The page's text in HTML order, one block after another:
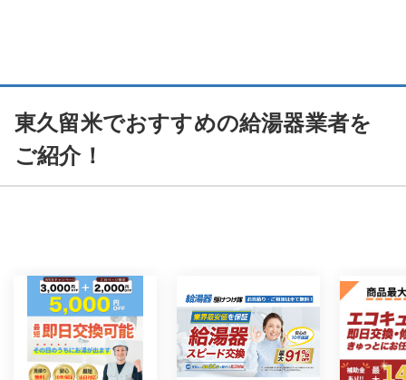
東久留米でおすすめの給湯器業者を
ご紹介！